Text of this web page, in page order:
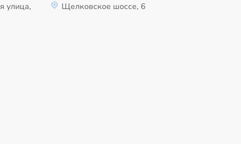
улица,
Щелковское шоссе, 6